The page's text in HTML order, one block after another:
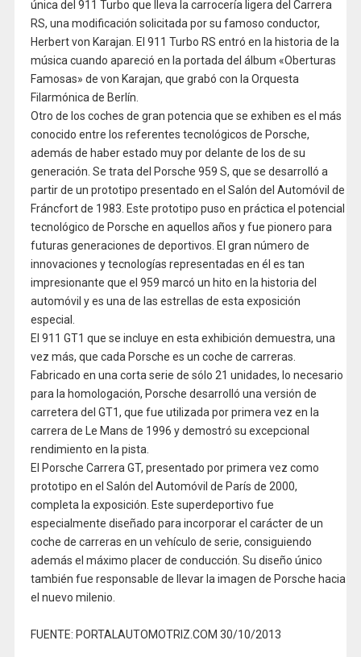
única del 911 Turbo que lleva la carrocería ligera del Carrera
RS, una modificación solicitada por su famoso conductor,
Herbert von Karajan. El 911 Turbo RS entró en la historia de la
música cuando apareció en la portada del álbum «Oberturas
Famosas» de von Karajan, que grabó con la Orquesta
Filarmónica de Berlín.
Otro de los coches de gran potencia que se exhiben es el más
conocido entre los referentes tecnológicos de Porsche,
además de haber estado muy por delante de los de su
generación. Se trata del Porsche 959 S, que se desarrolló a
partir de un prototipo presentado en el Salón del Automóvil de
Fráncfort de 1983. Este prototipo puso en práctica el potencial
tecnológico de Porsche en aquellos años y fue pionero para
futuras generaciones de deportivos. El gran número de
innovaciones y tecnologías representadas en él es tan
impresionante que el 959 marcó un hito en la historia del
automóvil y es una de las estrellas de esta exposición
especial.
El 911 GT1 que se incluye en esta exhibición demuestra, una
vez más, que cada Porsche es un coche de carreras.
Fabricado en una corta serie de sólo 21 unidades, lo necesario
para la homologación, Porsche desarrolló una versión de
carretera del GT1, que fue utilizada por primera vez en la
carrera de Le Mans de 1996 y demostró su excepcional
rendimiento en la pista.
El Porsche Carrera GT, presentado por primera vez como
prototipo en el Salón del Automóvil de París de 2000,
completa la exposición. Este superdeportivo fue
especialmente diseñado para incorporar el carácter de un
coche de carreras en un vehículo de serie, consiguiendo
además el máximo placer de conducción. Su diseño único
también fue responsable de llevar la imagen de Porsche hacia
el nuevo milenio.
FUENTE: PORTALAUTOMOTRIZ.COM 30/10/2013